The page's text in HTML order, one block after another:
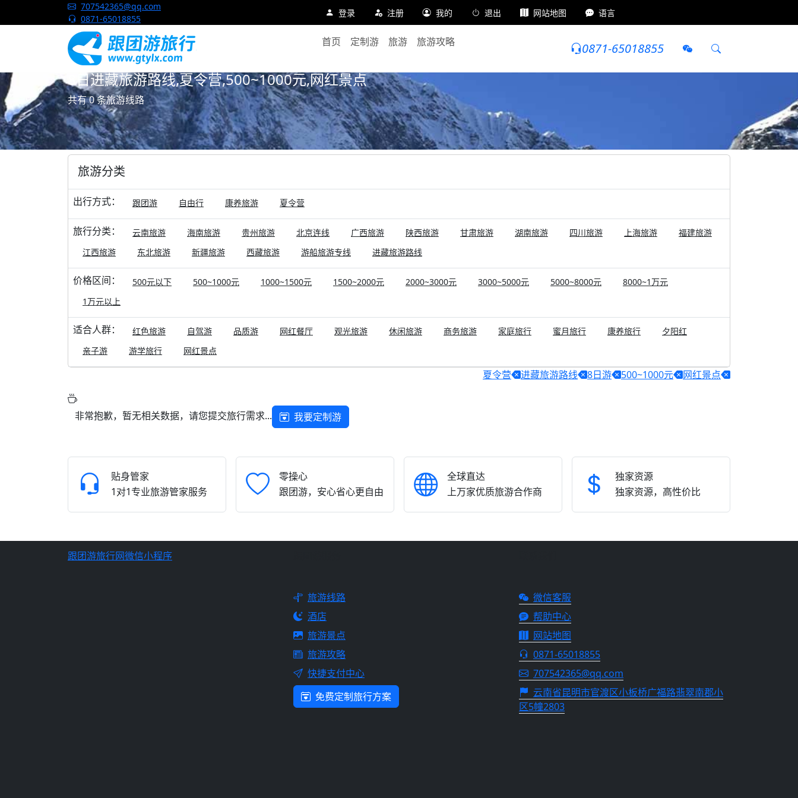
707542365@qq.com
0871-65018855
登录 注册 我的 退出 网站地图 语言
首页 定制游 旅游 旅游攻略 0871-65018855
进藏旅游路线 8日游 500~1000元 网红景点
8日进藏旅游路线,夏令营,500~1000元,网红景点
共有 0 条旅游线路
旅游分类
出行方式： 跟团游 自由行 康养旅游 夏令营
旅行分类： 云南旅游 海南旅游 贵州旅游 北京连线 广西旅游 陕西旅游 甘肃旅游 湖南旅游 四川旅游 上海旅游
福建旅游
江西旅游
东北旅游 新疆旅游 西藏旅游 游船旅游专线 进藏旅游路线
价格区间： 500元以下 500~1000元 1000~1500元 1500~2000元 2000~3000元 3000~5000元 5000~8000元
8000~1万元
1万元以上
适合人群： 红色旅游 自驾游 品质游 网红餐厅 观光旅游 休闲旅游 商务旅游 家庭旅行 蜜月旅行 康养旅行
夕阳红
亲子游
游学旅行 网红景点
夏令营 进藏旅游路线 8日游 500~1000元 网红景点
非常抱歉，暂无相关数据，请您提交旅行需求... 我要定制游
贴身管家
1对1专业旅游管家服务
零操心
跟团游，安心省心更自由
全球直达
上万家优质旅游合作商
独家资源
独家资源，高性价比
跟团游旅行网微信小程序
旅游线路
酒店
旅游景点
旅游攻略
快捷支付中心
免费定制旅行方案
微信客服
帮助中心
网站地图
0871-65018855
707542365@qq.com
云南省昆明市官渡区小板桥广福路翡翠南郡小
区5幢2803